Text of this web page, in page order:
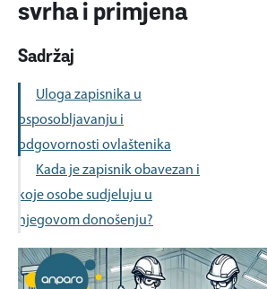
svrha i primjena
Sadržaj
Uloga zapisnika u
osposobljavanju i
odgovornosti ovlaštenika
Kada je zapisnik obavezan i
koje osobe sudjeluju u
njegovom donošenju?